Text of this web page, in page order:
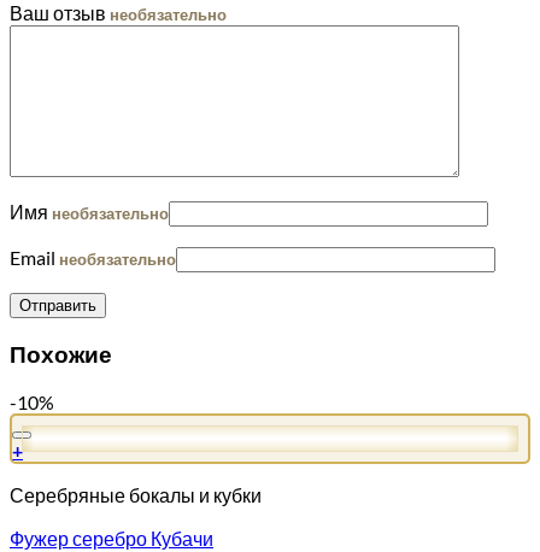
Ваш отзыв необязательно
Имя необязательно
Email необязательно
Похожие
-10%
+
Серебряные бокалы и кубки
Фужер серебро Кубачи